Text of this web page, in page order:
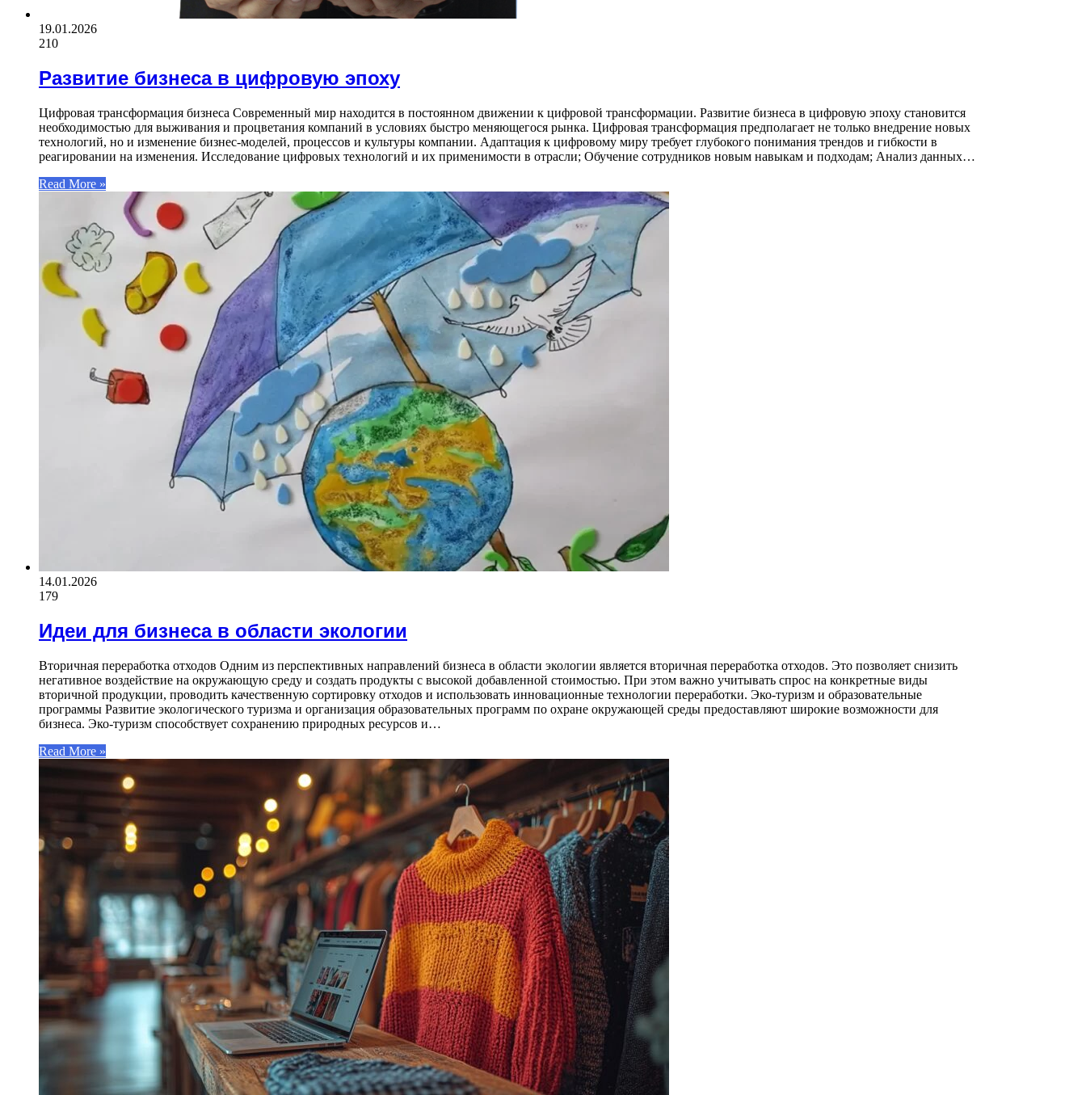
19.01.2026
210
Развитие бизнеса в цифровую эпоху
Цифровая трансформация бизнеса Современный мир находится в постоянном движении к цифровой трансформации. Развитие бизнеса в цифровую эпоху становится
необходимостью для выживания и процветания компаний в условиях быстро меняющегося рынка. Цифровая трансформация предполагает не только внедрение новых
технологий, но и изменение бизнес-моделей, процессов и культуры компании. Адаптация к цифровому миру требует глубокого понимания трендов и гибкости в
реагировании на изменения. Исследование цифровых технологий и их применимости в отрасли; Обучение сотрудников новым навыкам и подходам; Анализ данных…
Read More »
14.01.2026
179
Идеи для бизнеса в области экологии
Вторичная переработка отходов Одним из перспективных направлений бизнеса в области экологии является вторичная переработка отходов. Это позволяет снизить
негативное воздействие на окружающую среду и создать продукты с высокой добавленной стоимостью. При этом важно учитывать спрос на конкретные виды
вторичной продукции, проводить качественную сортировку отходов и использовать инновационные технологии переработки. Эко-туризм и образовательные
программы Развитие экологического туризма и организация образовательных программ по охране окружающей среды предоставляют широкие возможности для
бизнеса. Эко-туризм способствует сохранению природных ресурсов и…
Read More »